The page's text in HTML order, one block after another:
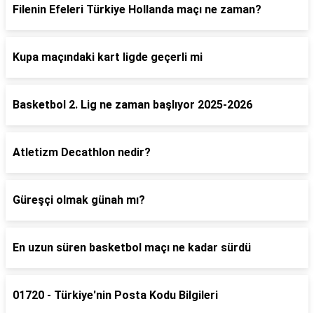
Filenin Efeleri Türkiye Hollanda maçı ne zaman?
Kupa maçındaki kart ligde geçerli mi
Basketbol 2. Lig ne zaman başlıyor 2025-2026
Atletizm Decathlon nedir?
Güreşçi olmak günah mı?
En uzun süren basketbol maçı ne kadar sürdü
01720 - Türkiye'nin Posta Kodu Bilgileri